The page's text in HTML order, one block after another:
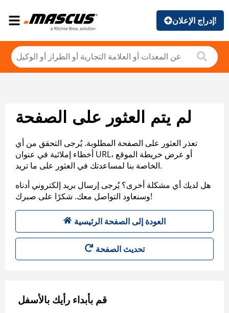
إدراج الإعلان!
لم يتم العثور على الصفحة
تعذر العثور على الصفحة المطلوبة. يُرجى التحقق من أي
أخطاء إملائية في عنوان URL، أو عرض خريطة الموقع
الخاصة بنا لمساعدتك في العثور على ما تريد.
هل لديك أي مشكلة أخرى؟ يُرجى إرسال بريد إلكتروني أدناه
وسنعاود التواصل معك. شكرًا على صبرك!
العودة إلى الصفحة الرئيسية
تحديث الصفحة
قم بأبداء رأيك بالأسفل